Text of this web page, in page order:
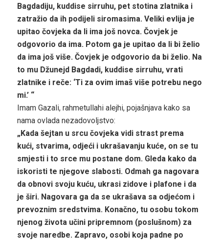
Bagdadiju, kuddise sirruhu, pet stotina zlatnika i
zatražio da ih podijeli siromasima. Veliki evlija je
upitao čovjeka da li ima još novca. Čovjek je
odgovorio da ima. Potom ga je upitao da li bi želio
da ima još više. Čovjek je odgovorio da bi želio. Na
to mu Džunejd Bagdadi, kuddise sirruhu, vrati
zlatnike i reče: ‘Ti za ovim imaš više potrebu nego
mi.’ “
Imam Gazali, rahmetullahi alejhi, pojašnjava kako sa
nama ovlada nezadovoljstvo:
„Kada šejtan u srcu čovjeka vidi strast prema
kući, stvarima, odjeći i ukrašavanju kuće, on se tu
smjesti i to srce mu postane dom. Gleda kako da
iskoristi te njegove slabosti. Odmah ga nagovara
da obnovi svoju kuću, ukrasi zidove i plafone i da
je širi. Nagovara ga da se ukrašava sa odjećom i
prevoznim sredstvima. Konačno, tu osobu tokom
njenog života učini pripremnom (poslušnom) za
svoje naredbe. Zapravo, osobi koja padne po